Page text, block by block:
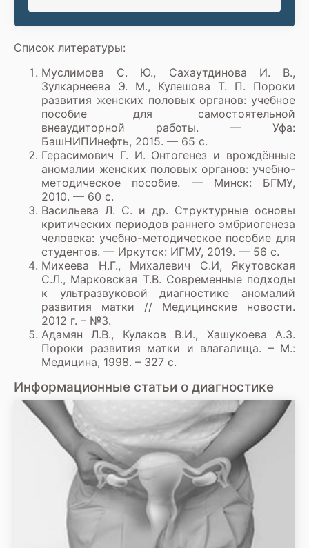
Список литературы:
Муслимова С. Ю., Cахаутдинова И. В.,
Зулкарнеева Э. М., Кулешова Т. П. Пороки
развития женских половых органов: учебное
пособие для самостоятельной
внеаудиторной работы. — Уфа:
БашНИПИнефть, 2015. — 65 с.
Герасимович Г. И. Онтогенез и врождённые
аномалии женских половых органов: учебно-
методическое пособие. — Минск: БГМУ,
2010. — 60 с.
Васильева Л. С. и др. Структурные основы
критических периодов раннего эмбриогенеза
человека: учебно-методическое пособие для
студентов. — Иркутск: ИГМУ, 2019. — 56 с.
Михеева Н.Г., Михалевич С.И, Якутовская
С.Л., Марковская Т.В. Современные подходы
к ультразвуковой диагностике аномалий
развития матки // Медицинские новости.
2012 г. – №3.
Адамян Л.В., Кулаков В.И., Хашукоева А.З.
Пороки развития матки и влагалища. – М.:
Медицина, 1998. – 327 c.
Информационные статьи о диагностике